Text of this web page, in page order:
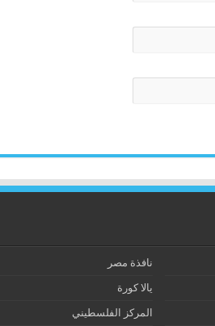
نافذة مصر
يالا كورة
المركز الفلسطيني